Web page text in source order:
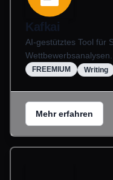
Kafkai
AI-gestütztes Tool für
Wettbewerbsanalysen.
FREEMIUM Writing
Mehr erfahren